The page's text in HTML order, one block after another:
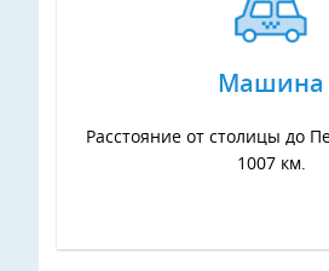
Машина
Расстояние от столицы до
1007 км.